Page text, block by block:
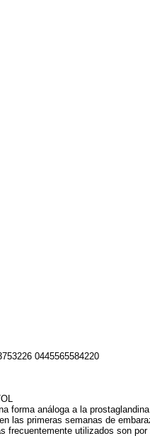
0445565584220
forma análoga a la
las primeras semanas de
frecuentemente utilizados son